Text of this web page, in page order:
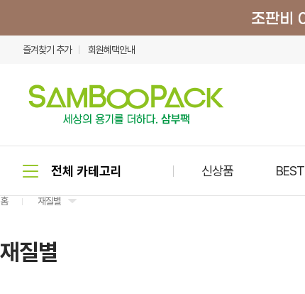
즐겨찾기 추가 회원혜택안내
신상품 BEST
홈 재질별
재질별